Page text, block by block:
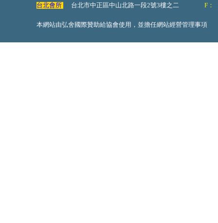
台北會所 台北市中正區中山北路一段2號3樓之二 F：
本網站由弘舍國際贊助給協會使用，並擔任網站經營管理事項